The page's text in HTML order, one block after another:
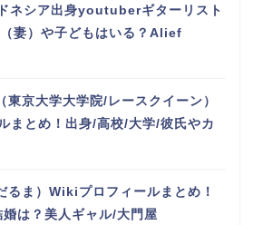
ネシア出身youtuberギターリスト
妻）や子どもはいる？Alief
東京大学大学院/レースクイーン）
まとめ！出身/高校/大学/彼氏やカ
るま）Wikiプロフィールまとめ！
は？美人ギャル/大門屋